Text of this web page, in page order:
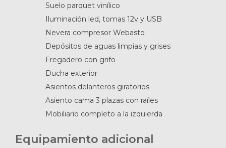
Suelo parquet vinílico
Iluminación led, tomas 12v y USB
Nevera compresor Webasto
Depósitos de aguas limpias y grises
Fregadero con grifo
Ducha exterior
Asientos delanteros giratorios
Asiento cama 3 plazas con raíles
Mobiliario completo a la izquierda
Equipamiento adicional